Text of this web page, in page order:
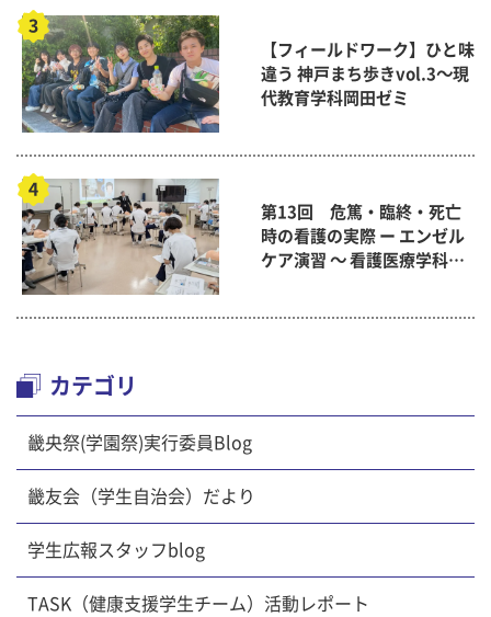
【フィールドワーク】ひと味
違う 神戸まち歩きvol.3～現
代教育学科岡田ゼミ
第13回 危篤・臨終・死亡
時の看護の実際 ー エンゼル
ケア演習 ～ 看護医療学科
カテゴリ
畿央祭(学園祭)実行委員Blog
畿友会（学生自治会）だより
学生広報スタッフblog
TASK（健康支援学生チーム）活動レポート